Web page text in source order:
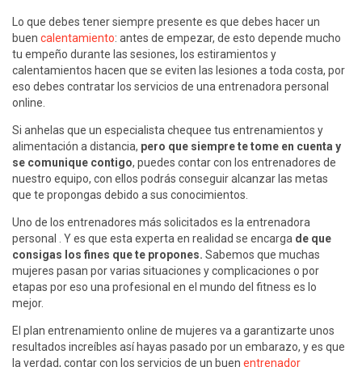
Lo que debes tener siempre presente es que debes hacer un
buen calentamiento: antes de empezar, de esto depende mucho
tu empeño durante las sesiones, los estiramientos y
calentamientos hacen que se eviten las lesiones a toda costa, por
eso debes contratar los servicios de una entrenadora personal
online.
Si anhelas que un especialista chequee tus entrenamientos y
alimentación a distancia, pero que siempre te tome en cuenta y
se comunique contigo, puedes contar con los entrenadores de
nuestro equipo, con ellos podrás conseguir alcanzar las metas
que te propongas debido a sus conocimientos.
Uno de los entrenadores más solicitados es la entrenadora
personal . Y es que esta experta en realidad se encarga de que
consigas los fines que te propones. Sabemos que muchas
mujeres pasan por varias situaciones y complicaciones o por
etapas por eso una profesional en el mundo del fitness es lo
mejor.
El plan entrenamiento online de mujeres va a garantizarte unos
resultados increíbles así hayas pasado por un embarazo, y es que
la verdad, contar con los servicios de un buen entrenador